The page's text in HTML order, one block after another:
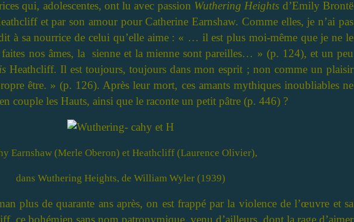
qui, adolescentes, ont lu avec passion Wuthering Heights d’Emily Brontë
et par son amour pour Catherine Earnshaw. Comme elles, je n’ai pas
à sa nourrice de celui qu’elle aime : « … il est plus moi-même que je ne le
nos âmes, la sienne et la mienne sont pareilles… » (p. 124), et un peu
Heathcliff. Il est toujours, toujours dans mon esprit ; non comme un plaisir
être. » (p. 126). Après leur mort, ces amants mythiques inoubliables ne
couple les Hauts, ainsi que le raconte un petit pâtre (p. 446) ?
Earnshaw (Merle Oberon) et Heathcliff (Laurence Olivier),
dans Wuthering Heights, de William Wyler (1939)
plus de quarante ans après, on est frappé par la violence de l’œuvre et sa
ce bohémien sans nom patronymique, venu d’ailleurs, dont la rage d’aimer